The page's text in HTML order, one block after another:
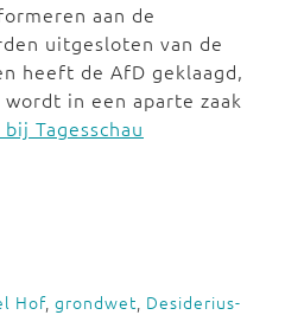
aan de
uitgesloten van de
heeft de AfD geklaagd,
in een aparte zaak
Tagesschau
Hof, grondwet, Desiderius-